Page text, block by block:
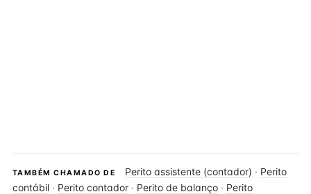
TAMBÉM CHAMADO DE Perito assistente (contador) · Perito
contábil · Perito contador · Perito de balanço · Perito